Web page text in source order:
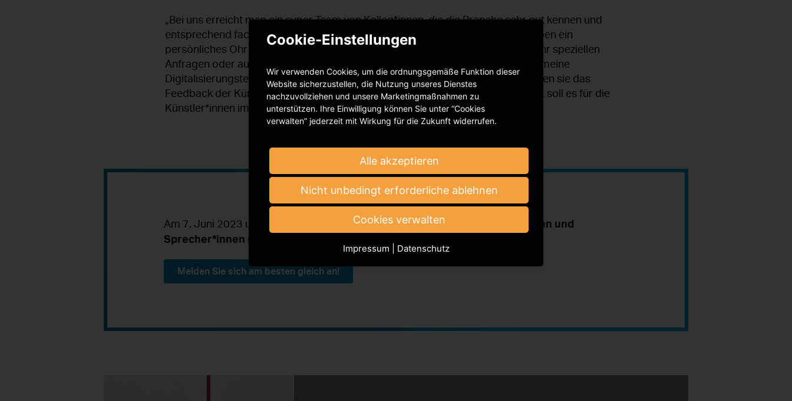
„Bei uns erreicht man ein super Team von Kolleg*innen, die die Branche sehr gut kennen und
entsprechend fachkundig beraten können,“ so Vazquez selbstbewusst. „Wir haben ein
persönliches Ohr für die Fragen und Sorgen unserer Berechtigten, sei es bei sehr speziellen
Anfragen oder auch für unsere hochbetagten Berechtigten, die durch das allgemeine
Digitalisierungstempo nicht ausgeschlossen werden dürfen.“ Gleichzeitig nehmen sie das
Feedback der Künstler*innen auf, um stetig besser zu werden. Schritt für Schritt soll es für die
Künstler*innen immer einfacher werden, ihre GVL-Ausschüttung zu bekommen.
Am 7. Juni 2023 um 15 Uhr findet der nächsteGVL-Talk für Schauspieler*innen und
Sprecher*innen statt.
Melden Sie sich am besten gleich an!
Cookie-Einstellungen
Wir verwenden Cookies, um die ordnungsgemäße Funktion dieser
Website sicherzustellen, die Nutzung unseres Dienstes
nachzuvollziehen und unsere Marketingmaßnahmen zu
unterstützen. Ihre Einwilligung können Sie unter “Cookies
verwalten” jederzeit mit Wirkung für die Zukunft widerrufen.
Alle akzeptieren
Nicht unbedingt erforderliche ablehnen
Cookies verwalten
Impressum Datenschutz